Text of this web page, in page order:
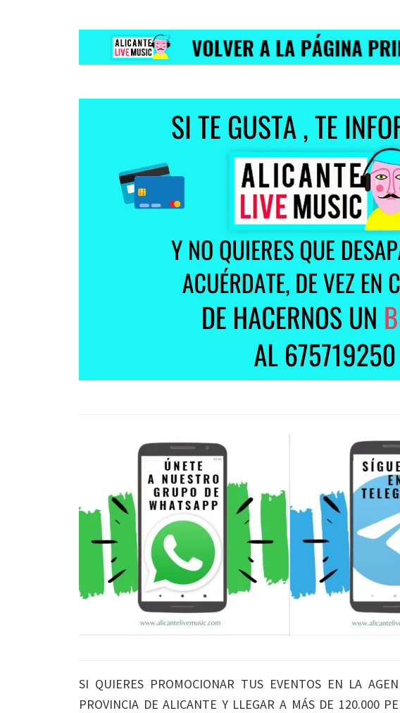
SI QUIERES PROMOCIONAR TUS EVENTOS EN LA
PROVINCIA DE ALICANTE Y LLEGAR A MÁS DE 120.000